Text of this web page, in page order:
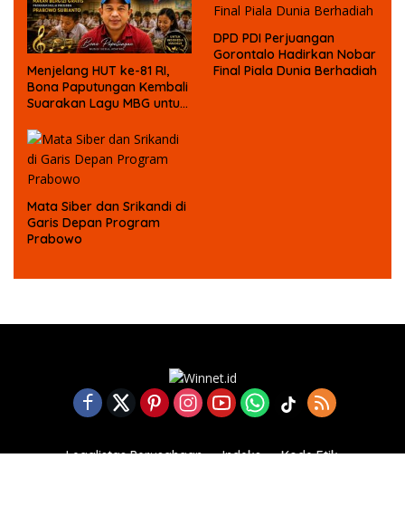
Menjelang HUT ke-81 RI,
Bona Paputungan Kembali
Suarakan Lagu MBG untuk
DPD PDI Perjuangan
Gorontalo Hadirkan Nobar
Final Piala Dunia Berhadiah
Mata Siber dan Srikandi di
Garis Depan Program
Prabowo
Legalistas Perusahaan Indeks
Kode Etik